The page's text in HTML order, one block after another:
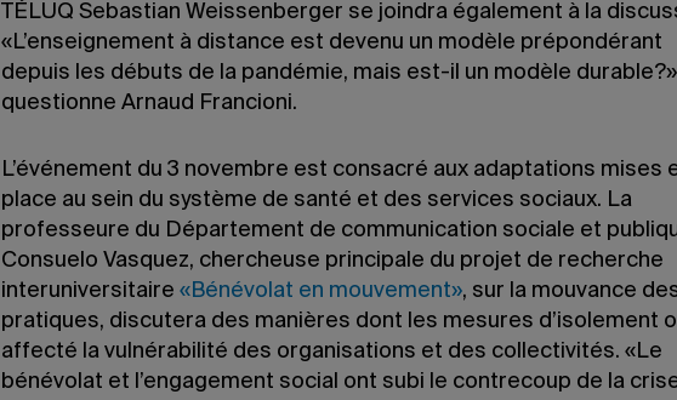
TÉLUQ Sebastian Weissenberger se joindra également à la
«L’enseignement à distance est devenu un modèle prépondérant
depuis les débuts de la pandémie, mais est-il un modèle
questionne Arnaud Francioni.
L’événement du 3 novembre est consacré aux adaptations mises
place au sein du système de santé et des services sociaux. La
professeure du Département de communication sociale et
Consuelo Vasquez, chercheuse principale du projet de recherche
interuniversitaire «Bénévolat en mouvement», sur la mouvance
pratiques, discutera des manières dont les mesures d’isolement
affecté la vulnérabilité des organisations et des collectivités. «Le
bénévolat et l’engagement social ont subi le contrecoup de la